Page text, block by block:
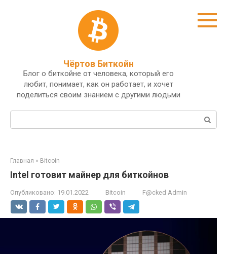
Чёртов Биткойн
Блог о биткойне от человека, который его
любит, понимает, как он работает, и хочет
поделиться своим знанием с другими людьми
Поиск:
Главная » Bitcoin
Intel готовит майнер для биткойнов
Опубликовано: 19.01.2022 Bitcoin F@cked Admin